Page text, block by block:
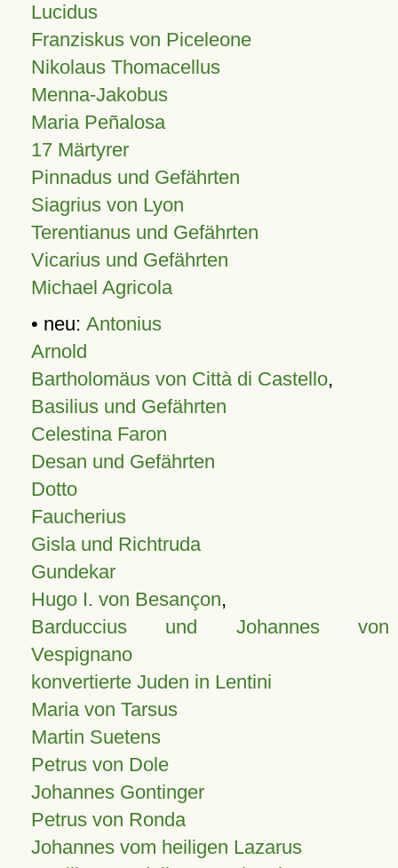
Lucidus
Franziskus von Piceleone
Nikolaus Thomacellus
Menna-Jakobus
Maria Peñalosa
17 Märtyrer
Pinnadus und Gefährten
Siagrius von Lyon
Terentianus und Gefährten
Vicarius und Gefährten
Michael Agricola
• neu: Antonius
Arnold
Bartholomäus von Città di Castello,
Basilius und Gefährten
Celestina Faron
Desan und Gefährten
Dotto
Faucherius
Gisla und Richtruda
Gundekar
Hugo I. von Besançon,
Barduccius und Johannes von
Vespignano
konvertierte Juden in Lentini
Maria von Tarsus
Martin Suetens
Petrus von Dole
Johannes Gontinger
Petrus von Ronda
Johannes vom heiligen Lazarus